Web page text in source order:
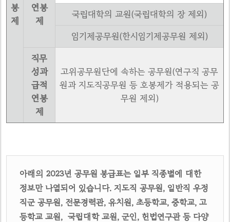
봉
제
연봉
제
국립대학의 교원(국립대학의 장 제외)
임기제공무원(한시임기제공무원 제외)
직무
성과
급적
연봉
제
고위공무원단에 속하는 공무원(연구직 공무
원과 지도직공무원 등 호봉제가 적용되는 공
무원 제외)
아래의 2023년 공무원 봉급표는 일부 직종별에 대한
정보만 나열되어 있습니다. 지도직 공무원, 일반직 우정
직군 공무원, 전문경력관, 유치원, 초등학교, 중학교, 고
등학교 교원, 국립대학 교원, 군인, 헌법연구관 등 다양